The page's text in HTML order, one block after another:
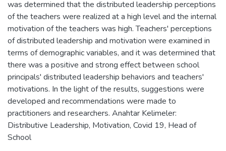
was determined that the distributed leadership perceptions
of the teachers were realized at a high level and the internal
motivation of the teachers was high. Teachers' perceptions
of distributed leadership and motivation were examined in
terms of demographic variables, and it was determined that
there was a positive and strong effect between school
principals' distributed leadership behaviors and teachers'
motivations. In the light of the results, suggestions were
developed and recommendations were made to
practitioners and researchers. Anahtar Kelimeler:
Distributive Leadership, Motivation, Covid 19, Head of
School